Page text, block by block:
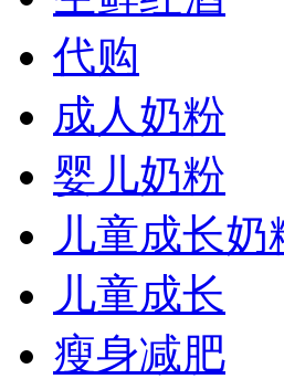
代购
成人奶粉
婴儿奶粉
儿童成长奶
儿童成长
瘦身减肥